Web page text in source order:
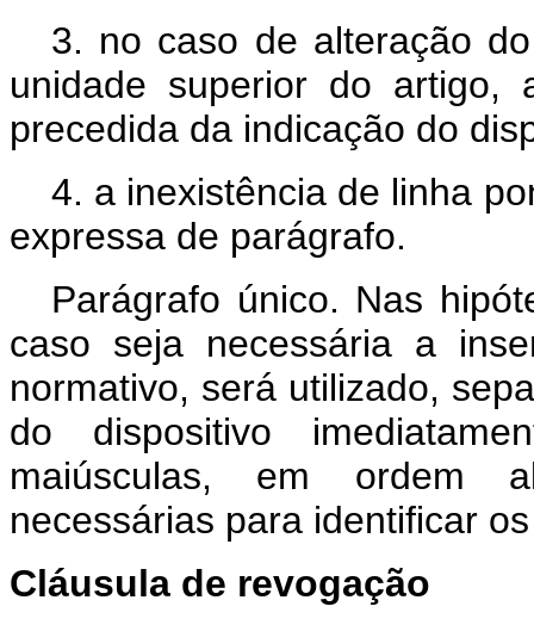
3. no caso de alteração
unidade superior do artigo,
precedida da indicação do
4. a inexistência de linha
expressa de parágrafo.
Parágrafo único. Nas
caso seja necessária a
normativo, será utilizado,
do dispositivo
maiúsculas, em ordem
necessárias para identificar
Cláusula de revogação